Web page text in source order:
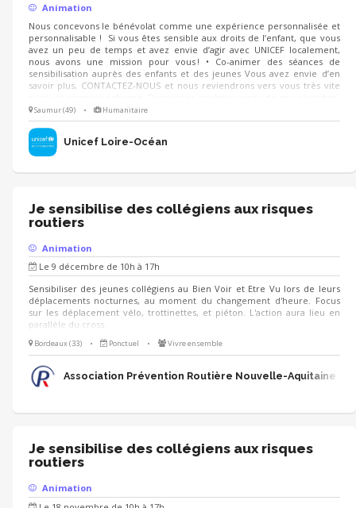
Animation
Nous concevons le bénévolat comme une expérience personnalisée et
personnalisable ! Si vous êtes sensible aux droits de l’enfant, que vous
avez un peu de temps et avez envie d’agir avec UNICEF localement,
nous avons une mission pour vous ! • Co-animer des séances de
sensibilisation auprès des enfants et des jeunes Vous avez envie d’en
savoir plus, CONTACTEZ-NOUS et nous reviendrons vers vous très vite
Le Prix littérature jeunesse UNICEF, l'anniversaire de la CIDE le 20
novembre, la consultation nationale..
Saumur (49) • Humanitaire
Unicef Loire-Océan
Je sensibilise des collégiens aux risques
routiers
Animation
Le 9 décembre de 10h à 17h
Sensibiliser des jeunes collégiens au Bien Voir et Etre Vu lors de leurs
déplacements nocturnes, au moment du changement d'heure. Focus
sur les déplacement vélo, trottinettes, et piéton. L'action aura lieu en
parallèle du cross.
Bordeaux (33) • Ponctuel • Vivre ensemble
Association Prévention Routière Nouvelle-Aquitaine
Je sensibilise des collégiens aux risques
routiers
Animation